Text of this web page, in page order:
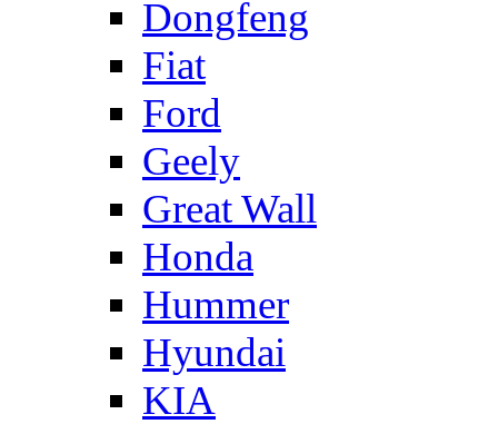
Dongfeng
Fiat
Ford
Geely
Great Wall
Honda
Hummer
Hyundai
KIA